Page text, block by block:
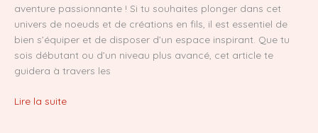
aventure passionnante ! Si tu souhaites plonger dans cet
univers de noeuds et de créations en fils, il est essentiel de
bien s’équiper et de disposer d’un espace inspirant. Que tu
sois débutant ou d’un niveau plus avancé, cet article te
guidera à travers les
Comment
Lire la suite